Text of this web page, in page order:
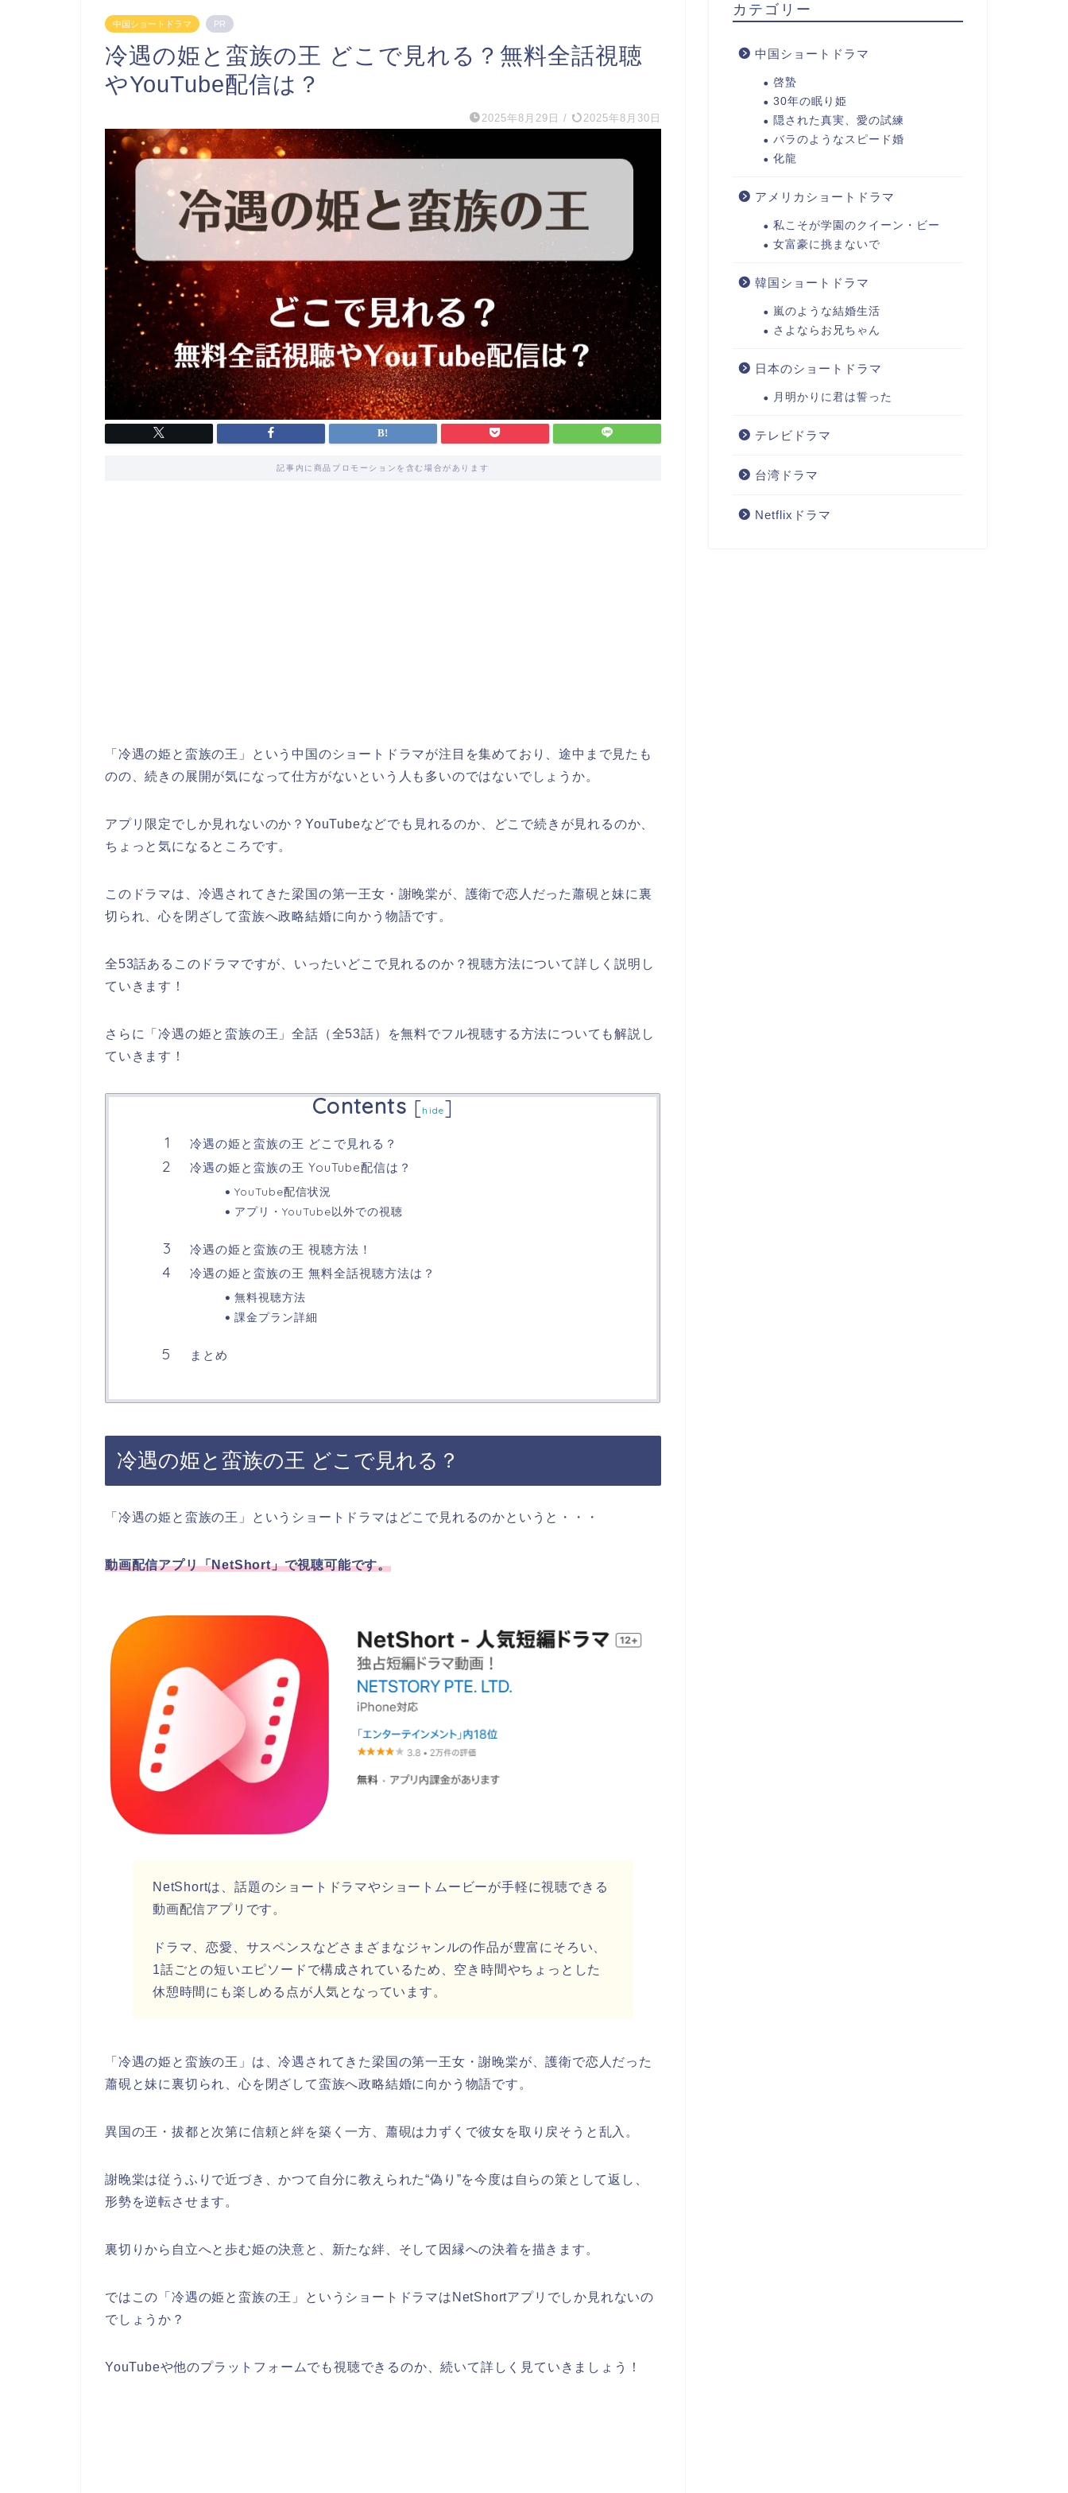
中国ショートドラマ PR
冷遇の姫と蛮族の王 どこで見れる？無料全話視聴
やYouTube配信は？
2025年8月29日 / 2025年8月30日
記事内に商品プロモーションを含む場合があります
「冷遇の姫と蛮族の王」という中国のショートドラマが注目を集めており、途中まで見たも
のの、続きの展開が気になって仕方がないという人も多いのではないでしょうか。
アプリ限定でしか見れないのか？YouTubeなどでも見れるのか、どこで続きが見れるのか、
ちょっと気になるところです。
このドラマは、冷遇されてきた梁国の第一王女・謝晚棠が、護衛で恋人だった蕭硯と妹に裏
切られ、心を閉ざして蛮族へ政略結婚に向かう物語です。
全53話あるこのドラマですが、いったいどこで見れるのか？視聴方法について詳しく説明し
ていきます！
さらに「冷遇の姫と蛮族の王」全話（全53話）を無料でフル視聴する方法についても解説し
ていきます！
Contents [hide]
冷遇の姫と蛮族の王 どこで見れる？
冷遇の姫と蛮族の王 YouTube配信は？
YouTube配信状況
アプリ・YouTube以外での視聴
冷遇の姫と蛮族の王 視聴方法！
冷遇の姫と蛮族の王 無料全話視聴方法は？
無料視聴方法
課金プラン詳細
まとめ
冷遇の姫と蛮族の王 どこで見れる？
「冷遇の姫と蛮族の王」というショートドラマはどこで見れるのかというと・・・
動画配信アプリ「NetShort」で視聴可能です。
NetShortは、話題のショートドラマやショートムービーが手軽に視聴できる
動画配信アプリです。
ドラマ、恋愛、サスペンスなどさまざまなジャンルの作品が豊富にそろい、
1話ごとの短いエピソードで構成されているため、空き時間やちょっとした
休憩時間にも楽しめる点が人気となっています。
「冷遇の姫と蛮族の王」は、冷遇されてきた梁国の第一王女・謝晚棠が、護衛で恋人だった
蕭硯と妹に裏切られ、心を閉ざして蛮族へ政略結婚に向かう物語です。
異国の王・拔都と次第に信頼と絆を築く一方、蕭硯は力ずくで彼女を取り戻そうと乱入。
謝晚棠は従うふりで近づき、かつて自分に教えられた“偽り”を今度は自らの策として返し、
形勢を逆転させます。
裏切りから自立へと歩む姫の決意と、新たな絆、そして因縁への決着を描きます。
ではこの「冷遇の姫と蛮族の王」 という ショートドラマはNetShortアプリでしか見れないの
でしょうか？
YouTubeや他のプラットフォームでも視聴できるのか、続いて詳しく見ていきましょう！
カテゴリー
中国ショートドラマ
啓蟄
30年の眠り姫
隠された真実、愛の試練
バラのようなスピード婚
化龍
アメリカショートドラマ
私こそが学園のクイーン・ビー
女富豪に挑まないで
韓国ショートドラマ
嵐のような結婚生活
さよならお兄ちゃん
日本のショートドラマ
月明かりに君は誓った
テレビドラマ
台湾ドラマ
Netflixドラマ